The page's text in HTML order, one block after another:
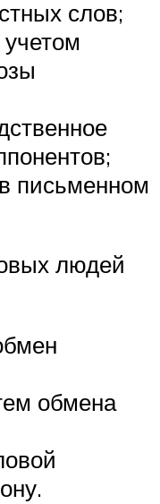
слов;
письменном
людей
обмена